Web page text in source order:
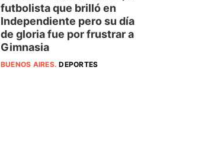
futbolista que brilló en
Independiente pero su día
de gloria fue por frustrar a
Gimnasia
BUENOS AIRES.DEPORTES